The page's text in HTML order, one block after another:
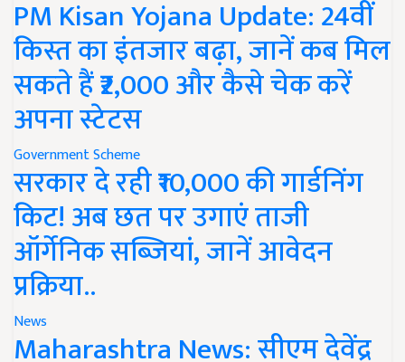
PM Kisan Yojana Update: 24वीं
किस्त का इंतजार बढ़ा, जानें कब मिल
सकते हैं ₹2,000 और कैसे चेक करें
अपना स्टेटस
Government Scheme
सरकार दे रही ₹10,000 की गार्डनिंग
किट! अब छत पर उगाएं ताजी
ऑर्गेनिक सब्जियां, जानें आवेदन
प्रक्रिया..
News
Maharashtra News: सीएम देवेंद्र